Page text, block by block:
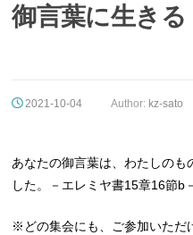
御言葉に生きる
2021-10-04 Author: kz-sato
あなたの御言葉は、わたしのも
した。－エレミヤ書15章16節b－
※どの集会にも、ご参加いただ